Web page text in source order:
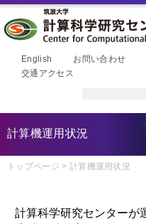
本文へ
English お問い合わせ
交通アクセス
計算機運用状況
トップページ > 計算機運用状況